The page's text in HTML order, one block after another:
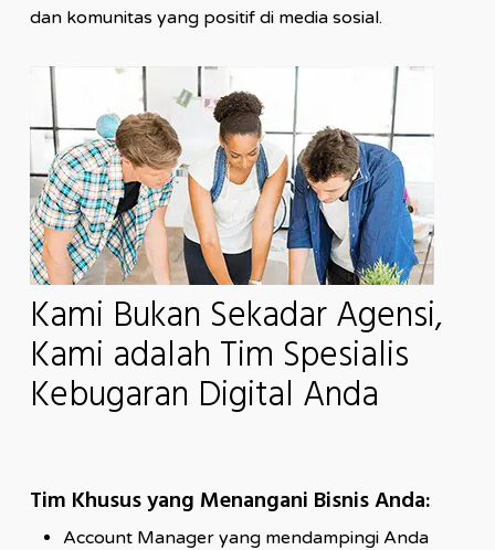
dan komunitas yang positif di media sosial.
Kami Bukan Sekadar Agensi,
Kami adalah Tim Spesialis
Kebugaran Digital Anda
Tim Khusus yang Menangani Bisnis Anda:
Account Manager yang mendampingi Anda